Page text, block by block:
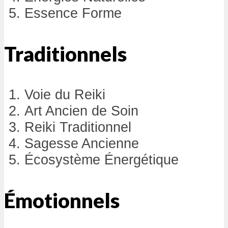
Essence Forme
Traditionnels
Voie du Reiki
Art Ancien de Soin
Reiki Traditionnel
Sagesse Ancienne
Écosystème Énergétique
Émotionnels